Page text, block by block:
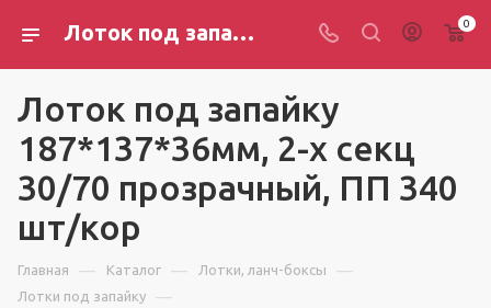
Лоток под запайку 187*137*36мм, 2-х секц 30/70 прозрачный, ПП 340 шт/кор 0
Лоток под запайку
187*137*36мм, 2-х секц
30/70 прозрачный, ПП 340
шт/кор
Главная — Каталог — Лотки, ланч-боксы —
Лотки под запайку —